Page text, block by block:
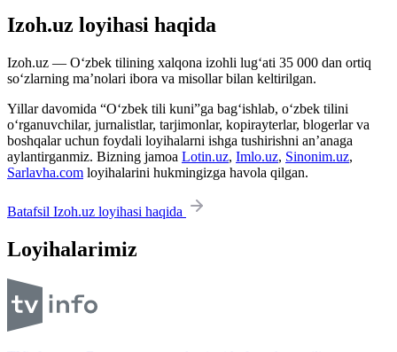
Izoh.uz loyihasi haqida
Izoh.uz — O‘zbek tilining xalqona izohli lug‘ati 35 000 dan ortiq
so‘zlarning ma’nolari ibora va misollar bilan keltirilgan.
Yillar davomida “O‘zbek tili kuni”ga bag‘ishlab, o‘zbek tilini
o‘rganuvchilar, jurnalistlar, tarjimonlar, kopirayterlar, blogerlar va
boshqalar uchun foydali loyihalarni ishga tushirishni an’anaga
aylantirganmiz. Bizning jamoa Lotin.uz, Imlo.uz, Sinonim.uz,
Sarlavha.com loyihalarini hukmingizga havola qilgan.
Batafsil Izoh.uz loyihasi haqida
Loyihalarimiz